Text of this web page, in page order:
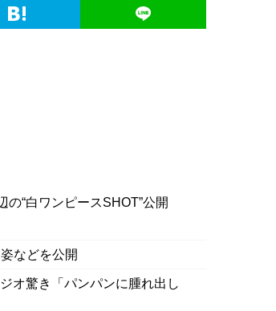
“白ワンピースSHOT”公開
などを公開
オ驚き「パンパンに腫れ出し